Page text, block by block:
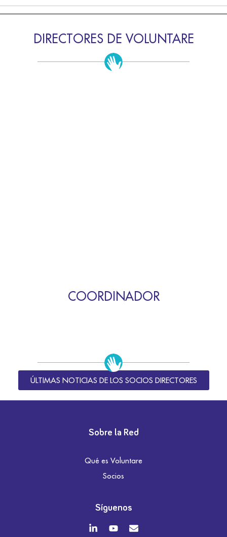
DIRECTORES DE VOLUNTARE
COORDINADOR
ÚLTIMAS NOTICIAS DE LOS SOCIOS DIRECTORES
Sobre la Red
Qué es Voluntare
Socios
Síguenos